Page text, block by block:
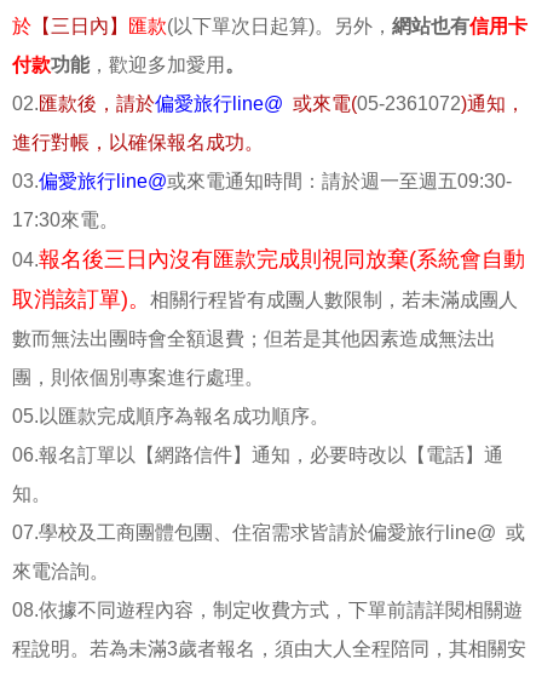
於 【三日內】 匯款(以下單次日起算)。另外， 網站也有信用卡
付款功能，歡迎多加愛用 。
02.匯款後，請於偏愛旅行line@ 或來電(05-2361072)通知，
進行對帳，以確保報名成功。
03.偏愛旅行line@或來電通知時間：請於週一至週五09:30-
17:30來電。
04.報名後三日內沒有匯款完成則視同放棄(系統會自動
取消該訂單)。 相關行程皆有成團人數限制，若未滿成團人
數而無法出團時會全額退費；但若是其他因素造成無法出
團，則依個別專案進行處理。
05.以匯款完成順序為報名成功順序。
06.報名訂單以【網路信件】通知，必要時改以【電話】通
知。
07.學校及工商團體包團、住宿需求皆請於偏愛旅行line@ 或
來電洽詢。
08.依據不同遊程內容，制定收費方式，下單前請詳閱相關遊
程說明。若為未滿3歲者報名，須由大人全程陪同，其相關安